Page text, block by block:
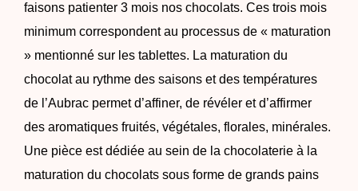
faisons patienter 3 mois nos chocolats. Ces trois mois
minimum correspondent au processus de « maturation
» mentionné sur les tablettes. La maturation du
chocolat au rythme des saisons et des températures
de l’Aubrac permet d’affiner, de révéler et d’affirmer
des aromatiques fruités, végétales, florales, minérales.
Une pièce est dédiée au sein de la chocolaterie à la
maturation du chocolats sous forme de grands pains